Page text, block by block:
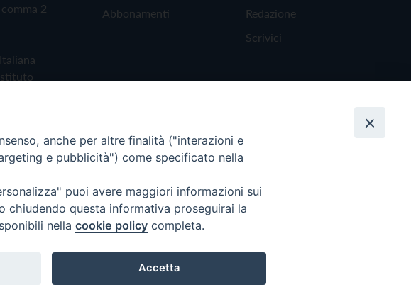
2
Abbonamenti
Redazione
Scrivici
anche per altre finalità ("interazioni e
e pubblicità") come specificato nella
puoi avere maggiori informazioni sui
questa informativa proseguirai la
nella cookie policy completa.
Accetta